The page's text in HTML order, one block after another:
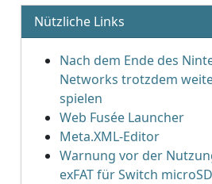
Nützliche Links
Nach dem Ende des
Networks trotzdem
spielen
Web Fusée Launcher
Meta.XML-Editor
Warnung vor der
exFAT für Switch